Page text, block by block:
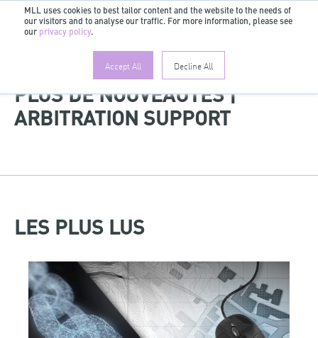
MLL uses cookies to best tailor content and the website to the needs of
our visitors and to analyse our traffic. For more information, please see
our privacy policy.
Accept All Decline All
FR
PLUS DE NOUVEAUTÉS |
ARBITRATION SUPPORT
LES PLUS LUS